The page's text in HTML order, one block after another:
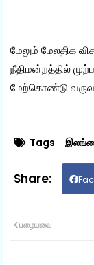
மேலும் மேலதிக
நீதிமன்றத்தில்
மேற்கொண்டு
Tags
பழையவை